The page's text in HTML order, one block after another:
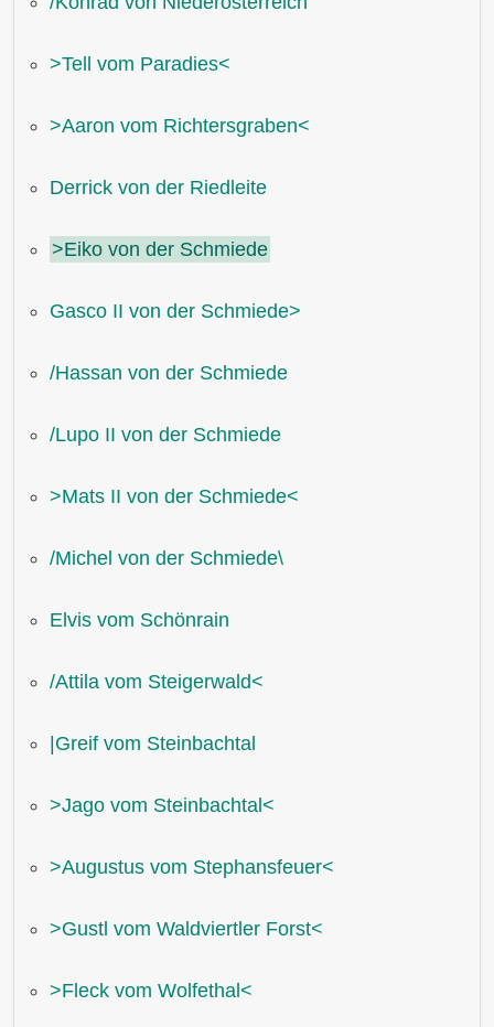
˃Tell vom Paradies˂
˃Aaron vom Richtersgraben˂
Derrick von der Riedleite
˃Eiko von der Schmiede
Gasco II von der Schmiede˃
/Hassan von der Schmiede
/Lupo II von der Schmiede
˃Mats II von der Schmiede˂
/Michel von der Schmiede\
Elvis vom Schönrain
/Attila vom Steigerwald˂
|Greif vom Steinbachtal
˃Jago vom Steinbachtal˂
˃Augustus vom Stephansfeuer˂
˃Gustl vom Waldviertler Forst˂
˃Fleck vom Wolfethal˂